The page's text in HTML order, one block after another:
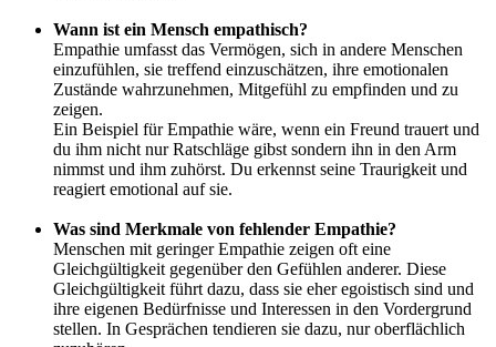
Wann ist ein Mensch empathisch?
Empathie umfasst das Vermögen, sich in andere Menschen
einzufühlen, sie treffend einzuschätzen, ihre emotionalen
Zustände wahrzunehmen, Mitgefühl zu empfinden und zu
zeigen.
Ein Beispiel für Empathie wäre, wenn ein Freund trauert und
du ihm nicht nur Ratschläge gibst sondern ihn in den Arm
nimmst und ihm zuhörst. Du erkennst seine Traurigkeit und
reagiert emotional auf sie.
Was sind Merkmale von fehlender Empathie?
Menschen mit geringer Empathie zeigen oft eine
Gleichgültigkeit gegenüber den Gefühlen anderer. Diese
Gleichgültigkeit führt dazu, dass sie eher egoistisch sind und
ihre eigenen Bedürfnisse und Interessen in den Vordergrund
stellen. In Gesprächen tendieren sie dazu, nur oberflächlich